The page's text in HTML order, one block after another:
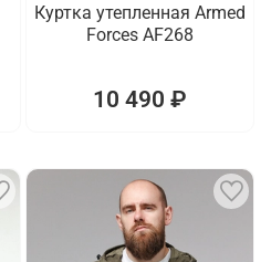
Куртка утепленная Armed
Forces AF268
10 490 ₽